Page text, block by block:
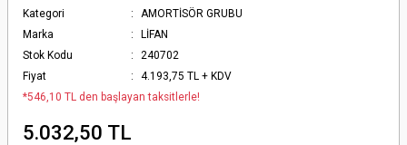
Kategori
AMORTİSÖR GRUBU
Marka
LİFAN
Stok Kodu
240702
Fiyat
4.193,75 TL + KDV
*546,10 TL den başlayan taksitlerle!
5.032,50 TL